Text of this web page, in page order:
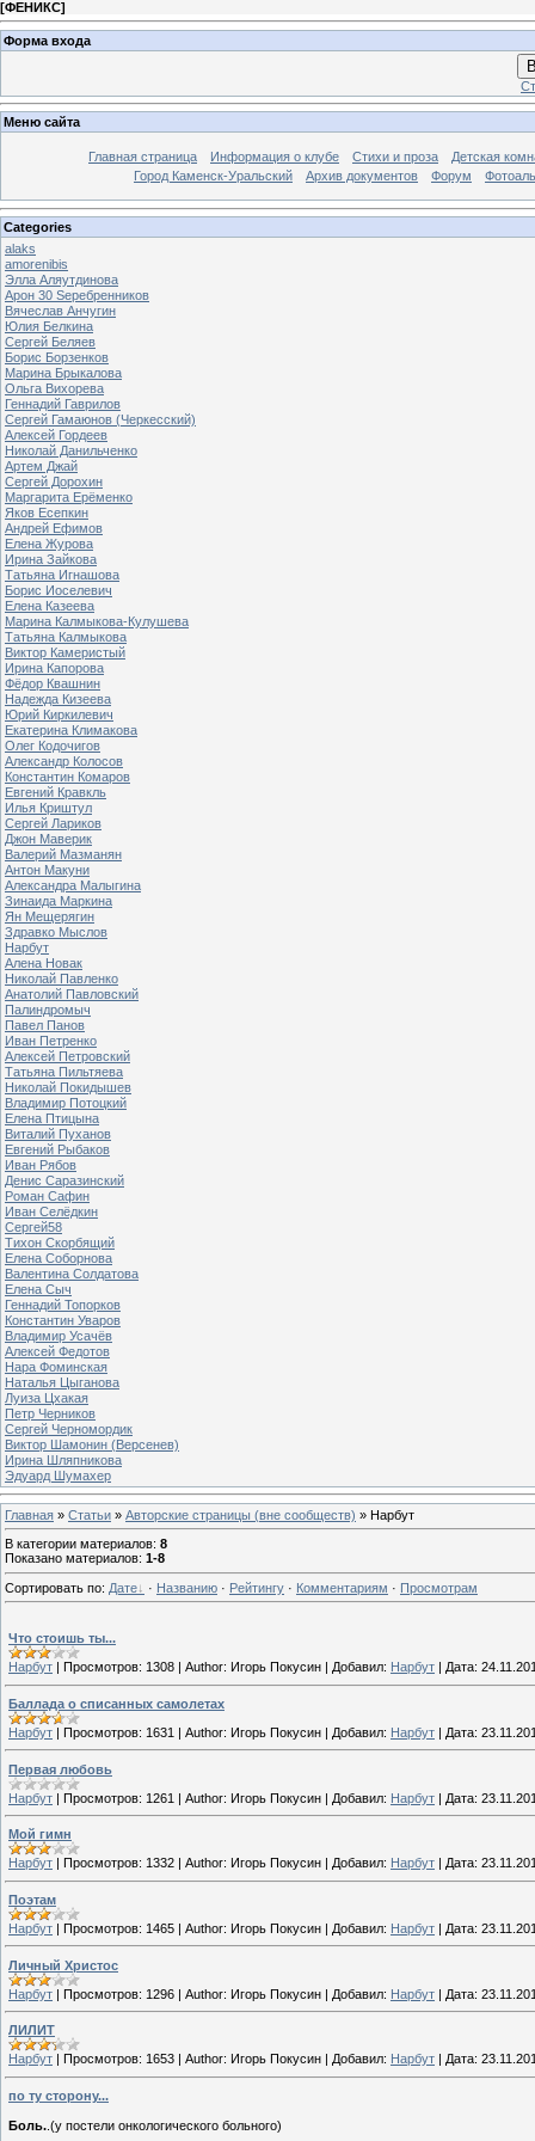
[ФЕНИКС]
Форма входа
Меню сайта
Главная страница Информация о клубе Стихи и проза
Детская
Город Каменск-Уральский
Архив документов Форум
Categories
alaks
amorenibis
Элла Аляутдинова
Арон 30 Sеребренников
Вячеслав Анчугин
Юлия Белкина
Сергей Беляев
Борис Борзенков
Марина Брыкалова
Ольга Вихорева
Геннадий Гаврилов
Сергей Гамаюнов (Черкесский)
Алексей Гордеев
Николай Данильченко
Артем Джай
Сергей Дорохин
Маргарита Ерёменко
Яков Есепкин
Андрей Ефимов
Елена Журова
Ирина Зайкова
Татьяна Игнашова
Борис Иоселевич
Елена Казеева
Марина Калмыкова-Кулушева
Татьяна Калмыкова
Виктор Камеристый
Ирина Капорова
Фёдор Квашнин
Надежда Кизеева
Юрий Киркилевич
Екатерина Климакова
Олег Кодочигов
Александр Колосов
Константин Комаров
Евгений Кравкль
Илья Криштул
Сергей Лариков
Джон Маверик
Валерий Мазманян
Антон Макуни
Александра Малыгина
Зинаида Маркина
Ян Мещерягин
Здравко Мыслов
Нарбут
Алена Новак
Николай Павленко
Анатолий Павловский
Палиндромыч
Павел Панов
Иван Петренко
Алексей Петровский
Татьяна Пильтяева
Николай Покидышев
Владимир Потоцкий
Елена Птицына
Виталий Пуханов
Евгений Рыбаков
Иван Рябов
Денис Саразинский
Роман Сафин
Иван Селёдкин
Сергей58
Тихон Скорбящий
Елена Соборнова
Валентина Солдатова
Елена Сыч
Геннадий Топорков
Константин Уваров
Владимир Усачёв
Алексей Федотов
Нара Фоминская
Наталья Цыганова
Луиза Цхакая
Петр Черников
Сергей Черномордик
Виктор Шамонин (Версенев)
Ирина Шляпникова
Эдуард Шумахер
Главная » Статьи » Авторские страницы (вне сообществ) » Нарбут
В категории материалов: 8
Показано материалов: 1-8
Сортировать по: Дате · Названию · Рейтингу · Комментариям · Просмотрам
Что стоишь ты...
Нарбут
Просмотров: 1308 Author: Игорь Покусин Добавил: Нарбут Дата:
Баллада о списанных самолетах
Нарбут | Просмотров: 1631 | Author: Игорь Покусин | Добавил: Нарбут | Дата:
Первая любовь
Нарбут | Просмотров: 1261 | Author: Игорь Покусин | Добавил: Нарбут | Дата:
Мой гимн
Нарбут
Просмотров: 1332 Author: Игорь Покусин Добавил: Нарбут Дата:
Поэтам
Нарбут | Просмотров: 1465 | Author: Игорь Покусин | Добавил: Нарбут | Дата:
Личный Христос
Нарбут | Просмотров: 1296 | Author: Игорь Покусин | Добавил: Нарбут | Дата:
ЛИЛИТ
Нарбут
Просмотров: 1653 Author: Игорь Покусин Добавил: Нарбут Дата:
по ту сторону...
Боль. .(у постели онкологического больного)